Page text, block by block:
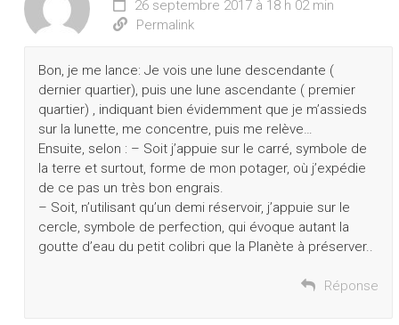
26 septembre 2017 à 18 h 02 min
Permalink
Bon, je me lance: Je vois une lune descendante (
dernier quartier), puis une lune ascendante ( premier
quartier) , indiquant bien évidemment que je m’assieds
sur la lunette, me concentre, puis me relève…
Ensuite, selon : – Soit j’appuie sur le carré, symbole de
la terre et surtout, forme de mon potager, où j’expédie
de ce pas un très bon engrais.
– Soit, n’utilisant qu’un demi réservoir, j’appuie sur le
cercle, symbole de perfection, qui évoque autant la
goutte d’eau du petit colibri que la Planète à préserver..
Réponse